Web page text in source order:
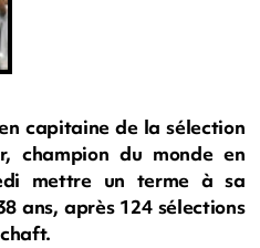
capitaine de la sélection
champion du monde en
mettre un terme à sa
ans, après 124 sélections